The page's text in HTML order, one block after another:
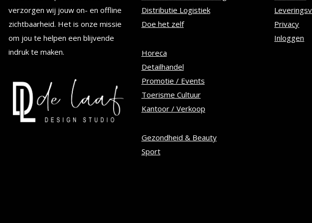
gekozen
worden
op
productpagina
kan
verzorgen wij jouw on- en offline
zichtbaarheid. Het is onze missie
om jou te helpen een blijvende
indruk te maken.
Distributie Logistiek
Doe het zelf
Horeca
Detailhandel
Promotie / Events
Toerisme Cultuur
Kantoor / Verkoop
Gezondheid & Beauty
Sport
Privacy
Inloggen